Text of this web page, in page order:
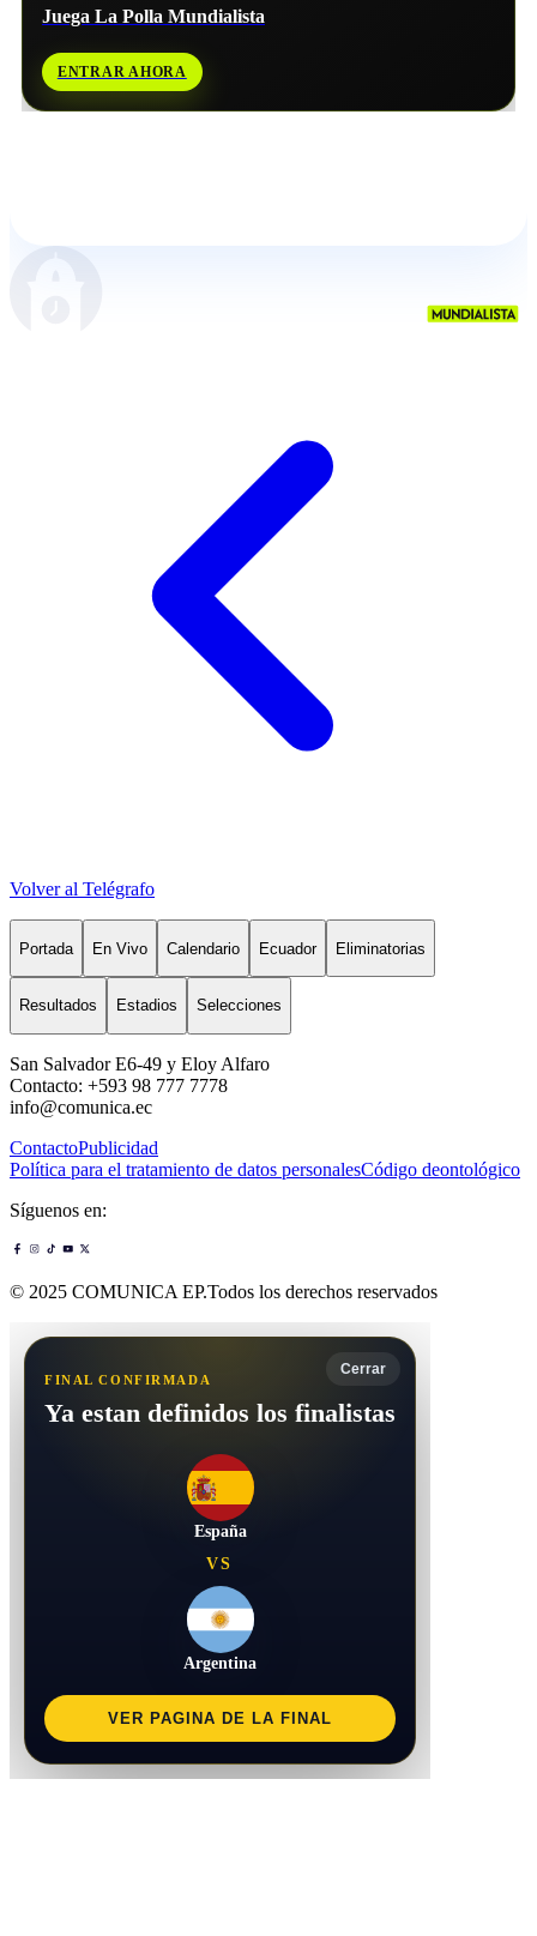
Juega La Polla Mundialista
ENTRAR AHORA
Volver al Telégrafo
Portada En Vivo Calendario Ecuador Eliminatorias
Resultados Estadios Selecciones
San Salvador E6-49 y Eloy Alfaro
Contacto: +593 98 777 7778
info@comunica.ec
ContactoPublicidad
Política para el tratamiento de datos personalesCódigo deontológico
Síguenos en:
© 2025 COMUNICA EP.Todos los derechos reservados
Cerrar
FINAL CONFIRMADA
Ya estan definidos los finalistas
España
VS
Argentina
VER PAGINA DE LA FINAL